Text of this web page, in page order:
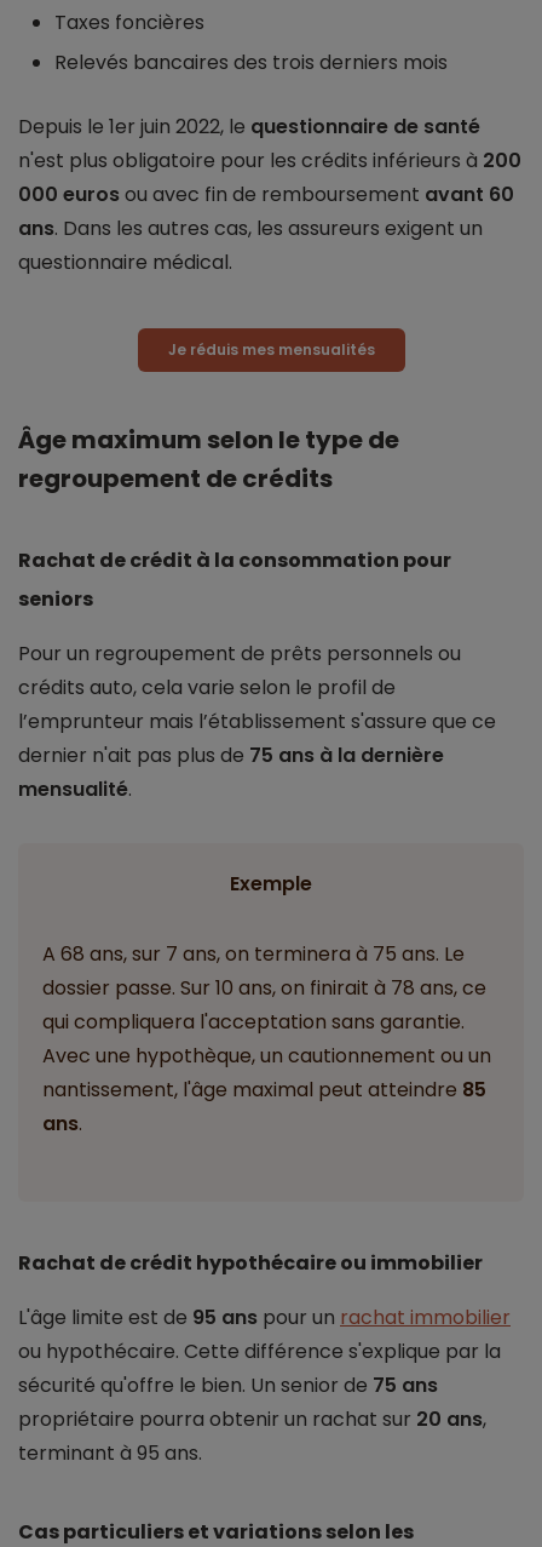
Taxes foncières
Relevés bancaires des trois derniers mois
Depuis le 1er juin 2022, le questionnaire de santé
n'est plus obligatoire pour les crédits inférieurs à 200
000 eurosou avec fin de remboursement avant 60
ans. Dans les autres cas, les assureurs exigent un
questionnaire médical.
Je réduis mes mensualités
Âge maximum selon le type de
regroupement de crédits
Rachat de crédit à la consommation pour
seniors
Pour un regroupement de prêts personnels ou
crédits auto, cela varie selon le profil de
l’emprunteur mais l’établissement s'assure que ce
dernier n'ait pas plus de 75 ans à la dernière
mensualité.
Exemple
A 68 ans, sur 7 ans, on terminera à 75 ans. Le
dossier passe. Sur 10 ans, on finirait à 78 ans, ce
qui compliquera l'acceptation sans garantie.
Avec une hypothèque, un cautionnement ou un
nantissement, l'âge maximal peut atteindre 85
ans.
Rachat de crédit hypothécaire ou immobilier
L'âge limite est de 95 ans pour un rachat immobilier
ou hypothécaire. Cette différence s'explique par la
sécurité qu'offre le bien. Un senior de 75 ans
propriétaire pourra obtenir un rachat sur 20 ans,
terminant à 95 ans.
Cas particuliers et variations selon les